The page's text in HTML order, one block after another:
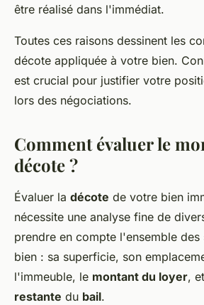
être réalisé dans l'immédiat.
Toutes ces raisons dessinent les
décote appliquée à votre bien.
est crucial pour justifier votre
lors des négociations.
Comment évaluer le
décote ?
Évaluer la décote de votre bien
nécessite une analyse fine de
prendre en compte l'ensemble
bien : sa superficie, son
l'immeuble, le montant du loyer,
restante du bail.